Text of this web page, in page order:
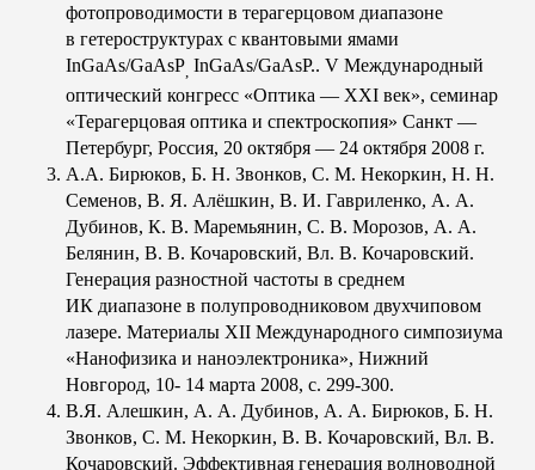
фотопроводимости в терагерцовом диапазоне
в гетероструктурах с квантовыми ямами
InGaAs/GaAsP, InGaAs/GaAsP.. V Международный
оптический конгресс «Оптика — XXI век», семинар
«Терагерцовая оптика и спектроскопия» Санкт —
Петербург, Россия, 20 октября — 24 октября 2008 г.
А.А. Бирюков, Б. Н. Звонков, С. М. Некоркин, Н. Н.
Семенов, В. Я. Алёшкин, В. И. Гавриленко, А. А.
Дубинов, К. В. Маремьянин, С. В. Морозов, А. А.
Белянин, В. В. Кочаровский, Вл. В. Кочаровский.
Генерация разностной частоты в среднем
ИК диапазоне в полупроводниковом двухчиповом
лазере. Материалы XII Международного симпозиума
«Нанофизика и наноэлектроника», Нижний
Новгород, 10- 14 марта 2008, с. 299-300.
В.Я. Алешкин, А. А. Дубинов, А. А. Бирюков, Б. Н.
Звонков, С. М. Некоркин, В. В. Кочаровский, Вл. В.
Кочаровский. Эффективная генерация волноводной